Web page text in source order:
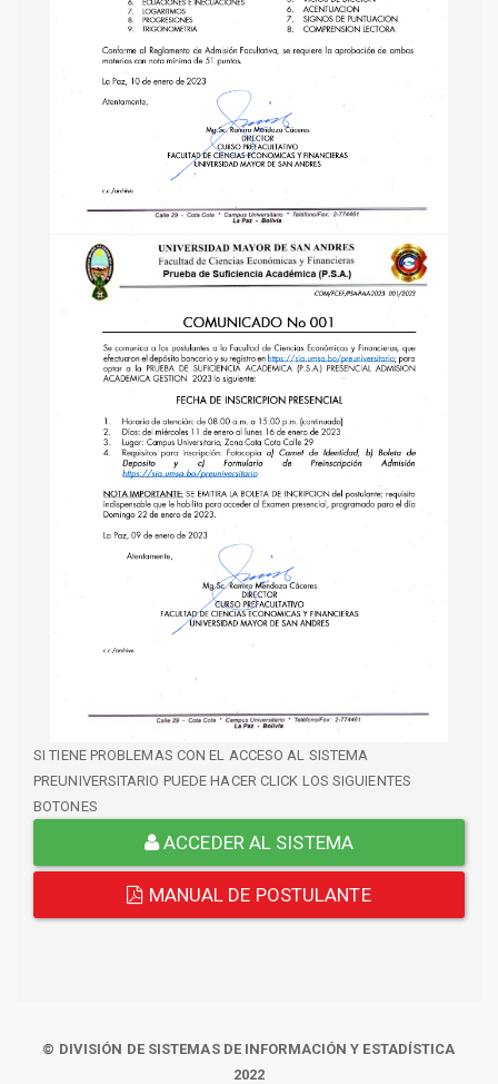
SI TIENE PROBLEMAS CON EL ACCESO AL SISTEMA
PREUNIVERSITARIO PUEDE HACER CLICK LOS SIGUIENTES
BOTONES
ACCEDER AL SISTEMA
MANUAL DE POSTULANTE
© DIVISIÓN DE SISTEMAS DE INFORMACIÓN Y ESTADÍSTICA
2022